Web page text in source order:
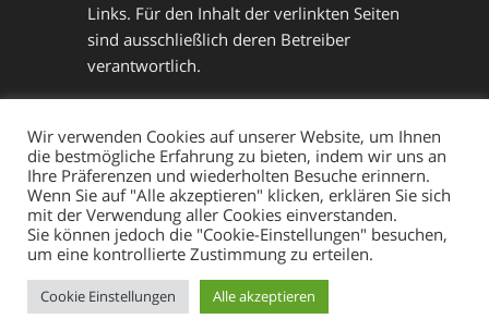
Links. Für den Inhalt der verlinkten Seiten
sind ausschließlich deren Betreiber
verantwortlich.
Mit Stolz präsentiert von WordPress
Wir verwenden Cookies auf unserer Website, um Ihnen
die bestmögliche Erfahrung zu bieten, indem wir uns an
Ihre Präferenzen und wiederholten Besuche erinnern.
Wenn Sie auf "Alle akzeptieren" klicken, erklären Sie sich
mit der Verwendung aller Cookies einverstanden.
Sie können jedoch die "Cookie-Einstellungen" besuchen,
um eine kontrollierte Zustimmung zu erteilen.
Cookie Einstellungen Alle akzeptieren